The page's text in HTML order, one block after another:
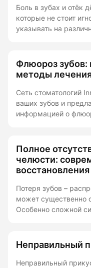
Боль в зубах и отёк
которые не стоит
указывать на
Флюороз
методы
Сеть стоматологий
ваших зубов и
информацией о
Полное
челюсти:
восстановления
Потеря зубов –
может существенно
Особенно сложной
Неправильный
Неправильный